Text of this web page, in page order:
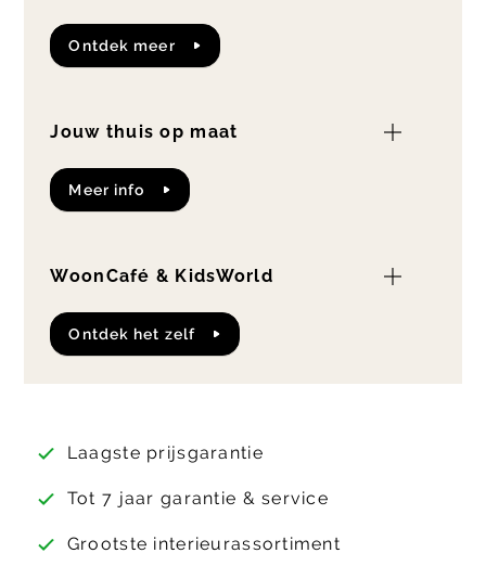
Ontdek meer
Jouw thuis op maat
Meer info
WoonCafé & KidsWorld
Ontdek het zelf
Laagste prijsgarantie
Tot 7 jaar garantie & service
Grootste interieurassortiment